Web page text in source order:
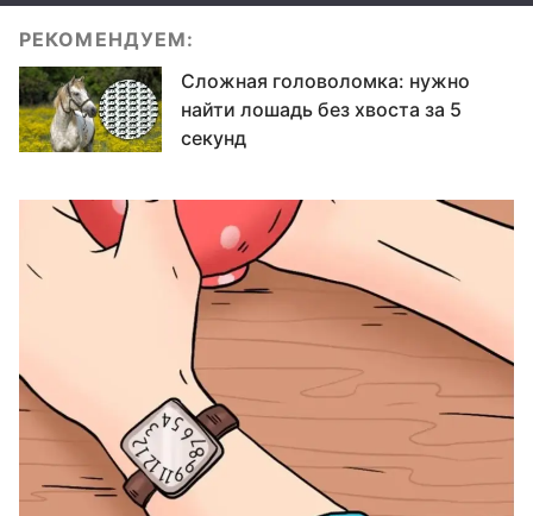
РЕКОМЕНДУЕМ:
Сложная головоломка: нужно
найти лошадь без хвоста за 5
секунд